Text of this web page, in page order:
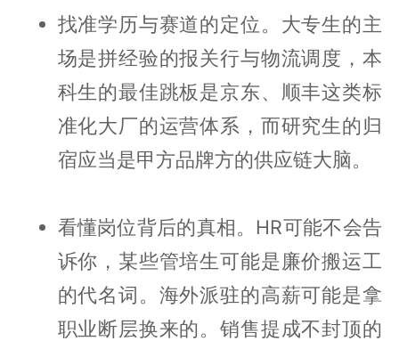
找准学历与赛道的定位。大专生的主
场是拼经验的报关行与物流调度，本
科生的最佳跳板是京东、顺丰这类标
准化大厂的运营体系，而研究生的归
宿应当是甲方品牌方的供应链大脑。
看懂岗位背后的真相。HR可能不会告
诉你，某些管培生可能是廉价搬运工
的代名词。海外派驻的高薪可能是拿
职业断层换来的。销售提成不封顶的